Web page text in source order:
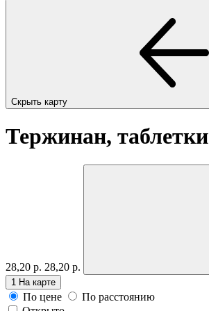
Скрыть карту
Тержинан, таблетки
28,20 р. 28,20 р.
1 На карте
По цене
По расстоянию